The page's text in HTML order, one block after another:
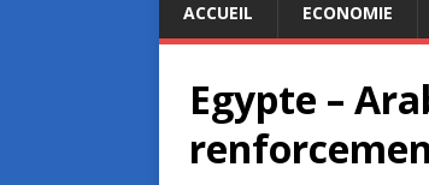
ACCUEIL ECONOMIE
Egypte –